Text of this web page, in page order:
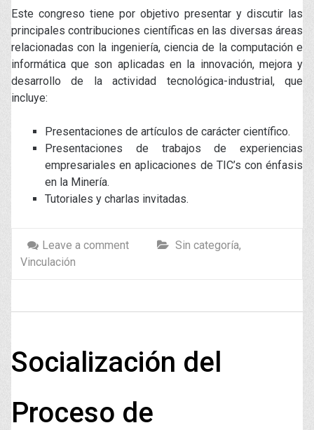
Este congreso tiene por objetivo presentar y discutir las
principales contribuciones científicas en las diversas áreas
relacionadas con la ingeniería, ciencia de la computación e
informática que son aplicadas en la innovación, mejora y
desarrollo de la actividad tecnológica-industrial, que
incluye:
Presentaciones de artículos de carácter científico.
Presentaciones de trabajos de experiencias
empresariales en aplicaciones de TIC’s con énfasis
en la Minería.
Tutoriales y charlas invitadas.
Leave a comment Sin categoría,
Vinculación
Socialización del
Proceso de